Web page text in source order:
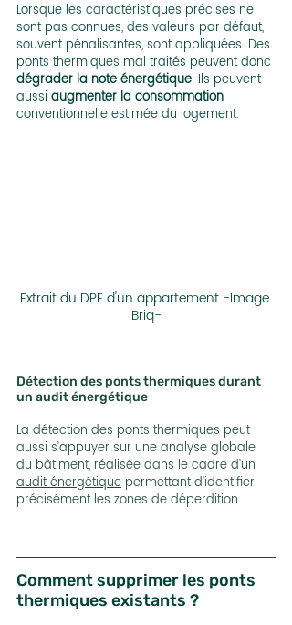
Lorsque les caractéristiques précises ne
sont pas connues, des valeurs par défaut,
souvent pénalisantes, sont appliquées. Des
ponts thermiques mal traités peuvent donc
dégrader la note énergétique. Ils peuvent
aussi augmenter la consommation
conventionnelle estimée du logement.
Extrait du DPE d'un appartement -Image
Briq-
Détection des ponts thermiques durant
un audit énergétique
La détection des ponts thermiques peut
aussi s’appuyer sur une analyse globale
du bâtiment, réalisée dans le cadre d’un
audit énergétique permettant d’identifier
précisément les zones de déperdition.
Comment supprimer les ponts
thermiques existants ?